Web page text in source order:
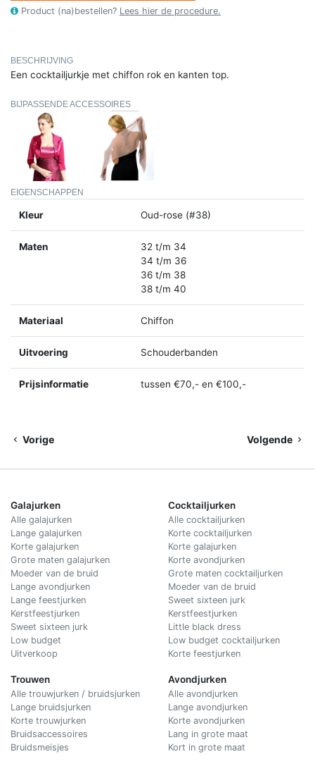
Product (na)bestellen? Lees hier de procedure.
BESCHRIJVING
Een cocktailjurkje met chiffon rok en kanten top.
BIJPASSENDE ACCESSOIRES
EIGENSCHAPPEN
Kleur Oud-rose (#38)
Maten
32 t/m 34
34 t/m 36
36 t/m 38
38 t/m 40
Materiaal Chiffon
Uitvoering Schouderbanden
Prijsinformatie tussen €70,- en €100,-
Vorige Volgende
Galajurken
Alle galajurken
Lange galajurken
Korte galajurken
Grote maten galajurken
Moeder van de bruid
Lange avondjurken
Lange feestjurken
Kerstfeestjurken
Sweet sixteen jurk
Low budget
Uitverkoop
Trouwen
Alle trouwjurken / bruidsjurken
Lange bruidsjurken
Korte trouwjurken
Bruidsaccessoires
Bruidsmeisjes
Cocktailjurken
Alle cocktailjurken
Korte cocktailjurken
Korte galajurken
Korte avondjurken
Grote maten cocktailjurken
Moeder van de bruid
Sweet sixteen jurk
Kerstfeestjurken
Little black dress
Low budget cocktailjurken
Korte feestjurken
Avondjurken
Alle avondjurken
Lange avondjurken
Korte avondjurken
Lang in grote maat
Kort in grote maat